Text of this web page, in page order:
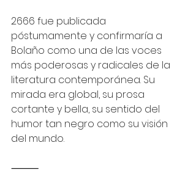
2666 fue publicada
póstumamente y confirmaría a
Bolaño como una de las voces
más poderosas y radicales de la
literatura contemporánea. Su
mirada era global, su prosa
cortante y bella, su sentido del
humor tan negro como su visión
del mundo.
⸻